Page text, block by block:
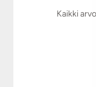
Kaikki